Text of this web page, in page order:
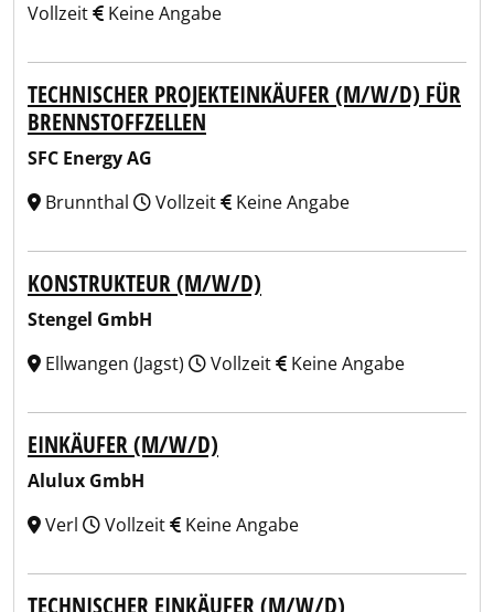
Vollzeit
Keine Angabe
TECHNISCHER PROJEKTEINKÄUFER (M/W/D) FÜR
BRENNSTOFFZELLEN
SFC Energy AG
Brunnthal
Vollzeit Keine Angabe
KONSTRUKTEUR (M/W/D)
Stengel GmbH
Ellwangen (Jagst)
Vollzeit Keine Angabe
EINKÄUFER (M/W/D)
Alulux GmbH
Verl
Vollzeit Keine Angabe
TECHNISCHER EINKÄUFER (M/W/D)